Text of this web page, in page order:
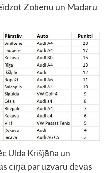
Zobenu un Madaru
Ulda Krišjāņa un
cīņā par uzvaru devās